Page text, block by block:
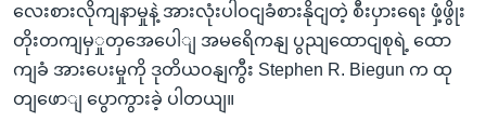
လေးစားလိုကျနာမှုနဲ့ အားလုံးပါဝငျခံစားနိုငျတဲ့ စီးပှားရေး ဖှံ့ဖွိုး
တိုးတကျမှှုတှအေပေါျ အမရေိကနျ ပွညျထောငျစုရဲ့ ထော
ကျခံ အားပေးမှုကို ဒုတိယဝနျကွီး Stephen R. Biegun က ထု
တျဖောျ ပွောကွားခဲ့ ပါတယျ။